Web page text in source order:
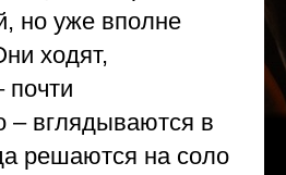
но уже вполне
ходят,
почти
– вглядываются в
решаются на соло